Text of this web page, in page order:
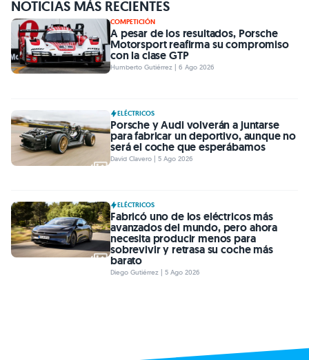
NOTICIAS MÁS RECIENTES
COMPETICIÓN
A pesar de los resultados, Porsche
Motorsport reafirma su compromiso
con la clase GTP
Humberto Gutiérrez | 6 Ago 2026
ELÉCTRICOS
Porsche y Audi volverán a juntarse
para fabricar un deportivo, aunque no
será el coche que esperábamos
David Clavero | 5 Ago 2026
ELÉCTRICOS
Fabricó uno de los eléctricos más
avanzados del mundo, pero ahora
necesita producir menos para
sobrevivir y retrasa su coche más
barato
Diego Gutiérrez | 5 Ago 2026